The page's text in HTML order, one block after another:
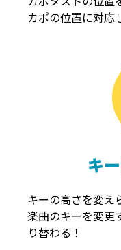
カポの位置に対応
キ
キーの高さを変え
楽曲のキーを変更
り替わる！